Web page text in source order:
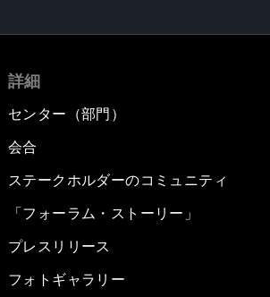
詳細
センター（部門）
会合
ステークホルダーのコミュニティ
「フォーラム・ストーリー」
プレスリリース
フォトギャラリー